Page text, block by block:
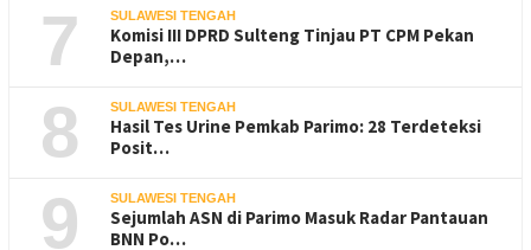
7 SULAWESI TENGAH
Komisi III DPRD Sulteng Tinjau PT CPM Pekan
Depan,…
8 SULAWESI TENGAH
Hasil Tes Urine Pemkab Parimo: 28 Terdeteksi
Posit…
9 SULAWESI TENGAH
Sejumlah ASN di Parimo Masuk Radar Pantauan
BNN Po…